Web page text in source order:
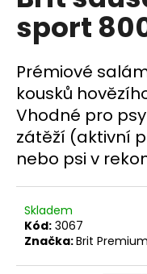
z
hvězdiček.
sport
Prémiové
kousků
Vhodné pro
zátěží (aktivní
nebo psi v
Skladem
Kód: 3067
Značka:Brit Premium
a
j
í
t
?